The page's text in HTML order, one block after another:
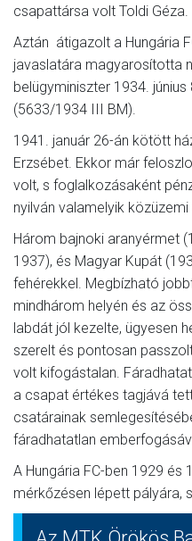
csapattársa volt Toldi Géza.
Aztán átigazolt a Hungária
javaslatára magyarosította
belügyminiszter 1934.
(5633/1934 III BM).
1941. január 26-án kötött
Erzsébet. Ekkor már
volt, s foglalkozásaként
nyilván valamelyik
Három bajnoki aranyérmet
1937), és Magyar Kupát
fehérekkel. Megbízható
mindhárom helyén és az
labdát jól kezelte, ügyesen
szerelt és pontosan
volt kifogástalan.
a csapat értékes tagjává
csatárainak
fáradhatatlan
A Hungária FC-ben 1929
mérkőzésen lépett pályára,